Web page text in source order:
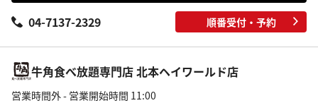
04-7137-2329 順番受付・予約
牛角食べ放題専門店 北本ヘイワールド店
営業時間外 - 営業開始時間 11:00